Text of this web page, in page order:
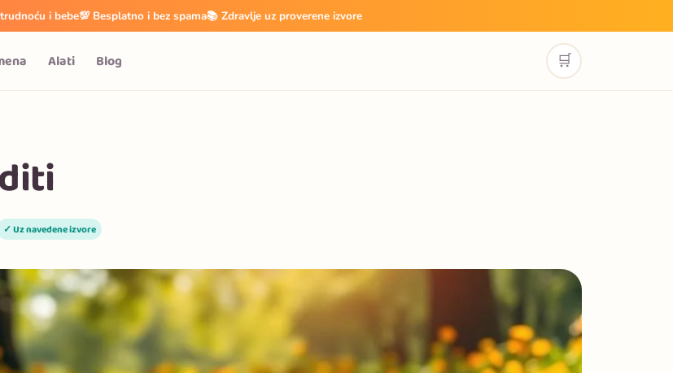
i bebe💯 Besplatno i bez spama📚 Zdravlje uz proverene izvore
Alati Blog 🛒
✓ Uz navedene izvore